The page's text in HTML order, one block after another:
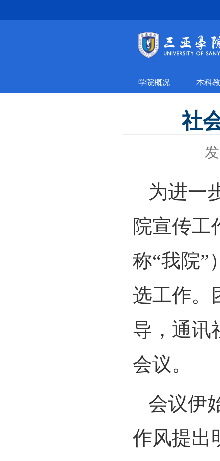
学院概况 本科
社
为进一
院宣传工
称“我院”
选工作。
导，通讯
会议。
会议伊
作风提出